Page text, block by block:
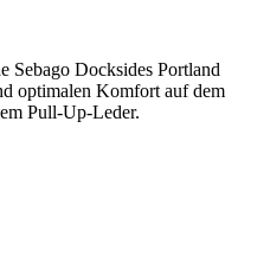
Sebago Docksides Portland
optimalen Komfort auf dem
Pull-Up-Leder.